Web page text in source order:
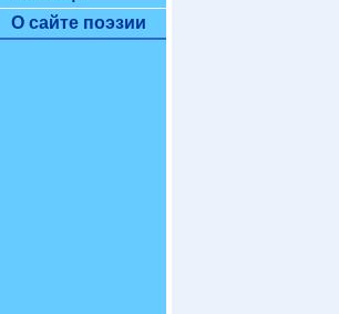
О сайте поэзии